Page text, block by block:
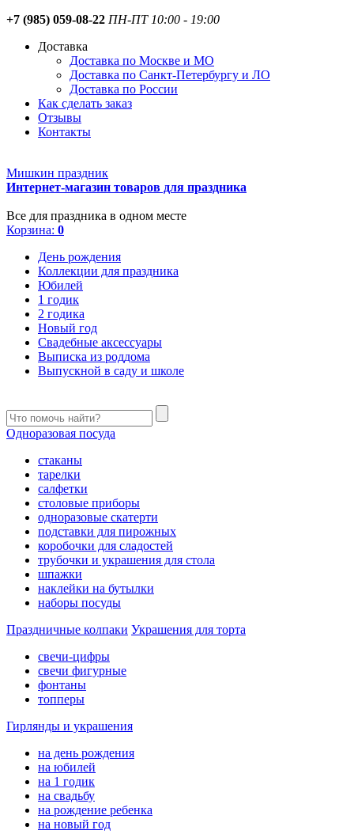
+7 (985) 059-08-22 ПН-ПТ 10:00 - 19:00
Доставка
Доставка по Москве и МО
Доставка по Санкт-Петербургу и ЛО
Доставка по России
Как сделать заказ
Отзывы
Контакты
Мишкин праздник
Интернет-магазин товаров для праздника
Все для праздника в одном месте
Корзина: 0
День рождения
Коллекции для праздника
Юбилей
1 годик
2 годика
Новый год
Свадебные аксессуары
Выписка из роддома
Выпускной в саду и школе
Одноразовая посуда
стаканы
тарелки
салфетки
столовые приборы
одноразовые скатерти
подставки для пирожных
коробочки для сладостей
трубочки и украшения для стола
шпажки
наклейки на бутылки
наборы посуды
Праздничные колпаки Украшения для торта
свечи-цифры
свечи фигурные
фонтаны
топперы
Гирлянды и украшения
на день рождения
на юбилей
на 1 годик
на свадьбу
на рождение ребенка
на новый год